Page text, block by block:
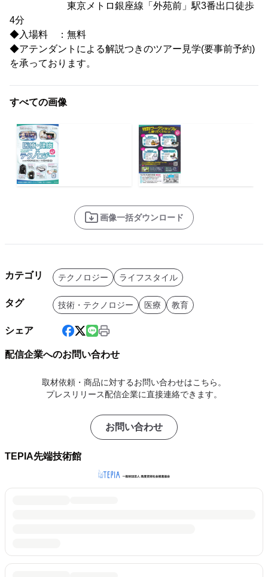
東京メトロ銀座線「外苑前」駅3番出口徒歩
4分
◆入場料 ：無料
◆アテンダントによる解説つきのツアー見学(要事前予約)
を承っております。
すべての画像
画像一括ダウンロード
カテゴリ テクノロジー ライフスタイル
タグ 技術・テクノロジー 医療 教育
シェア
配信企業へのお問い合わせ
取材依頼・商品に対するお問い合わせはこちら。
プレスリリース配信企業に直接連絡できます。
お問い合わせ
TEPIA先端技術館